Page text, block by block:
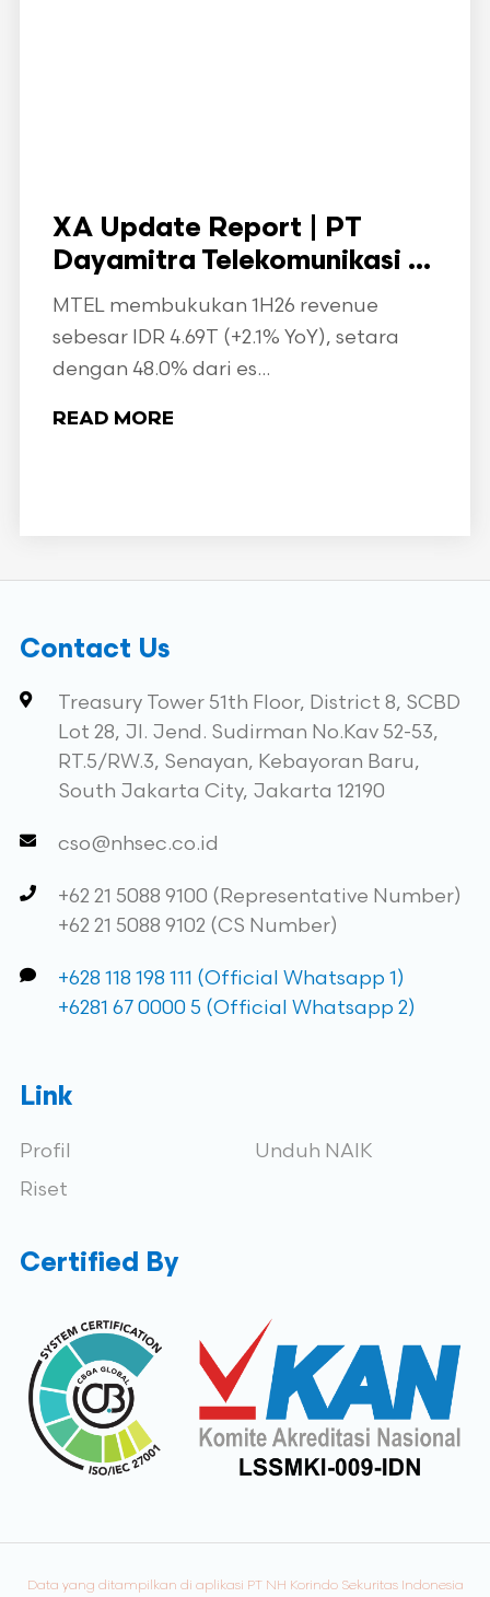
XA Update Report | PT
Dayamitra Telekomunikasi ...
MTEL membukukan 1H26 revenue
sebesar IDR 4.69T (+2.1% YoY), setara
dengan 48.0% dari es...
READ MORE
Contact Us
Treasury Tower 51th Floor, District 8, SCBD
Lot 28, Jl. Jend. Sudirman No.Kav 52-53,
RT.5/RW.3, Senayan, Kebayoran Baru,
South Jakarta City, Jakarta 12190
cso@nhsec.co.id
+62 21 5088 9100 (Representative Number)
+62 21 5088 9102 (CS Number)
+628 118 198 111 (Official Whatsapp 1)
+6281 67 0000 5 (Official Whatsapp 2)
Link
Profil
Riset
Unduh NAIK
Certified By
Data yang ditampilkan di aplikasi PT NH Korindo Sekuritas Indonesia